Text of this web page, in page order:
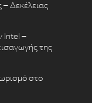
Δεκέλειας
Intel –
της
στο